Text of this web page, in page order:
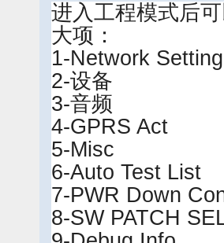
进入工程模式后
大项：
1-Network Setting
2-设备
3-音频
4-GPRS Act
5-Misc
6-Auto Test List
7-PWR Down
8-SW PATCH